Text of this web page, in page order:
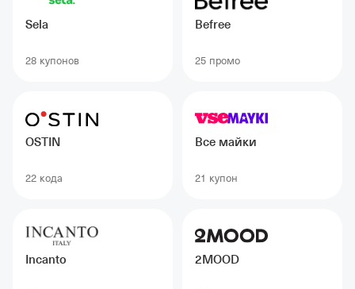
Sela
28 купонов
Befree
25 промо
OSTIN
22 кодa
Все майки
21 купон
Incanto 2MOOD